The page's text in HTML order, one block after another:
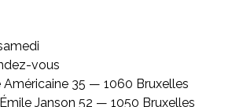
vous
Américaine 35 — 1060 Bruxelles
Janson 52 — 1050 Bruxelles